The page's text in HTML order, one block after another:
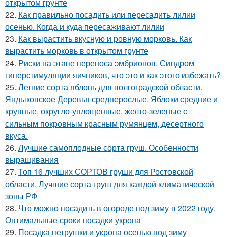
22. Как правильно посадить или пересадить лилии
осенью. Когда и куда пересаживают лилии
23. Как вырастить вкусную и ровную морковь. Как
вырастить морковь в открытом грунте
24. Риски на этапе переноса эмбрионов. Синдром
гиперстимуляции яичников, что это и как этого избежать?
25. Летние сорта яблонь для волгоградской области.
Яндыковское Деревья среднерослые. Яблоки средние и
крупные, округло-уплощенные, желто-зеленые с
сильным покровным красным румянцем, десертного
вкуса.
26. Лучшие самоплодные сорта груш. Особенности
выращивания
27. Топ 16 лучших СОРТОВ груши для Ростовской
области. Лучшие сорта груш для каждой климатической
зоны РФ
28. Что можно посадить в огороде под зиму в 2022 году.
Оптимальные сроки посадки укропа
29. Посадка петрушки и укропа осенью под зиму